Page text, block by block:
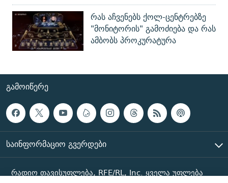
რას აჩვენებს ქოლ-ცენტრებზე
"მონიტორის" გამოძიება და რას
ამბობს პროკურატურა
ᲒᲐᲛᲝᲘᲬᲔᲠᲔ
ᲡᲐᲘᲜᲤᲝᲠᲛᲐᲪᲘᲝ ᲒᲕᲔᲠᲓᲔᲑᲘ
რადიო თავისუფლება, RFE/RL, Inc. ყველა უფლება